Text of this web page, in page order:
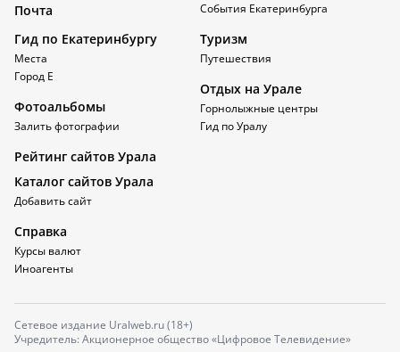
Почта
События Екатеринбурга
Гид по Екатеринбургу
Места
Город Е
Фотоальбомы
Залить фотографии
Туризм
Путешествия
Отдых на Урале
Горнолыжные центры
Гид по Уралу
Рейтинг сайтов Урала
Каталог сайтов Урала
Добавить сайт
Справка
Курсы валют
Иноагенты
Сетевое издание Uralweb.ru (18+)
Учредитель: Акционерное общество «Цифровое Телевидение»